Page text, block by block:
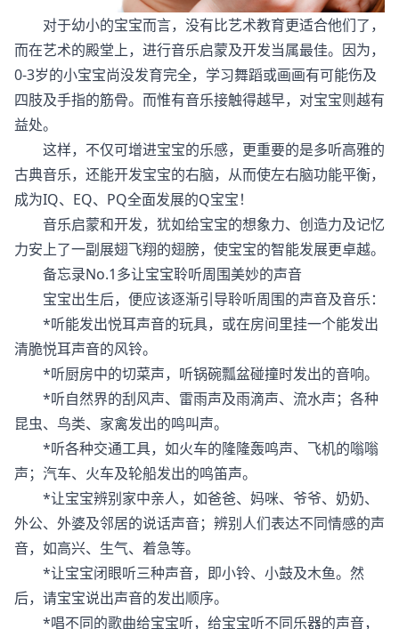
对于幼小的宝宝而言，没有比艺术教育更适合他们了，
而在艺术的殿堂上，进行音乐启蒙及开发当属最佳。因为，
0-3岁的小宝宝尚没发育完全，学习舞蹈或画画有可能伤及
四肢及手指的筋骨。而惟有音乐接触得越早，对宝宝则越有
益处。
这样，不仅可增进宝宝的乐感，更重要的是多听高雅的
古典音乐，还能开发宝宝的右脑，从而使左右脑功能平衡，
成为IQ、EQ、PQ全面发展的Q宝宝！
音乐启蒙和开发，犹如给宝宝的想象力、创造力及记忆
力安上了一副展翅飞翔的翅膀，使宝宝的智能发展更卓越。
备忘录No.1多让宝宝聆听周围美妙的声音
宝宝出生后，便应该逐渐引导聆听周围的声音及音乐：
*听能发出悦耳声音的玩具，或在房间里挂一个能发出
清脆悦耳声音的风铃。
*听厨房中的切菜声，听锅碗瓢盆碰撞时发出的音响。
*听自然界的刮风声、雷雨声及雨滴声、流水声；各种
昆虫、鸟类、家禽发出的鸣叫声。
*听各种交通工具，如火车的隆隆轰鸣声、飞机的嗡嗡
声；汽车、火车及轮船发出的鸣笛声。
*让宝宝辨别家中亲人，如爸爸、妈咪、爷爷、奶奶、
外公、外婆及邻居的说话声音；辨别人们表达不同情感的声
音，如高兴、生气、着急等。
*让宝宝闭眼听三种声音，即小铃、小鼓及木鱼。然
后，请宝宝说出声音的发出顺序。
*唱不同的歌曲给宝宝听，给宝宝听不同乐器的声音，